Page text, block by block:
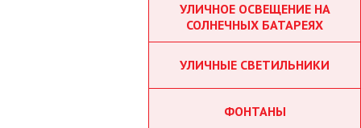
УЛИЧНОЕ ОСВЕЩЕНИЕ НА
СОЛНЕЧНЫХ БАТАРЕЯХ
УЛИЧНЫЕ СВЕТИЛЬНИКИ
ФОНТАНЫ